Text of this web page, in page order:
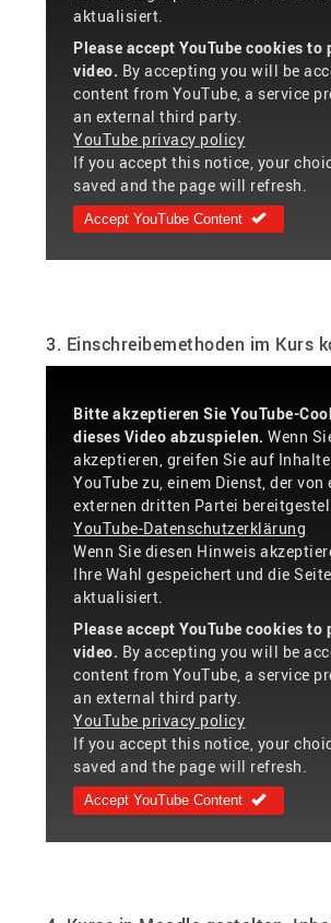
aktualisiert.
Please accept YouTube cookies to
video. By accepting you will be
content from YouTube, a service
an external third party.
YouTube privacy policy
If you accept this notice, your
saved and the page will refresh.
Accept YouTube Content
3. Einschreibemethoden im Kurs
Bitte akzeptieren Sie YouTube-
dieses Video abzuspielen. Wenn
akzeptieren, greifen Sie auf
YouTube zu, einem Dienst, der von
externen dritten Partei
YouTube-Datenschutzerklärung
Wenn Sie diesen Hinweis
Ihre Wahl gespeichert und die
aktualisiert.
Please accept YouTube cookies to
video. By accepting you will be
content from YouTube, a service
an external third party.
YouTube privacy policy
If you accept this notice, your
saved and the page will refresh.
Accept YouTube Content